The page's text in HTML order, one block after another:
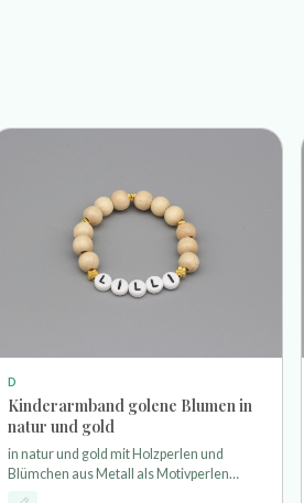
D
Kinderarmband golene Blumen in
natur und gold
in natur und gold mit Holzperlen und
Blümchen aus Metall als Motivperlen
aufgefädelt auf einem sehr elastischem